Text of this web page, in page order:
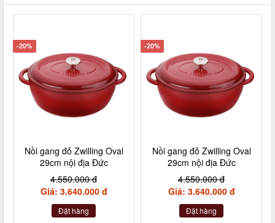
-20%
Nồi gang đỏ Zwilling Oval
29cm nội địa Đức
4.550.000 đ
Giá: 3.640.000 đ
Đặt hàng
-20%
Nồi gang đỏ Zwilling Oval
29cm nội địa Đức
4.550.000 đ
Giá: 3.640.000 đ
Đặt hàng